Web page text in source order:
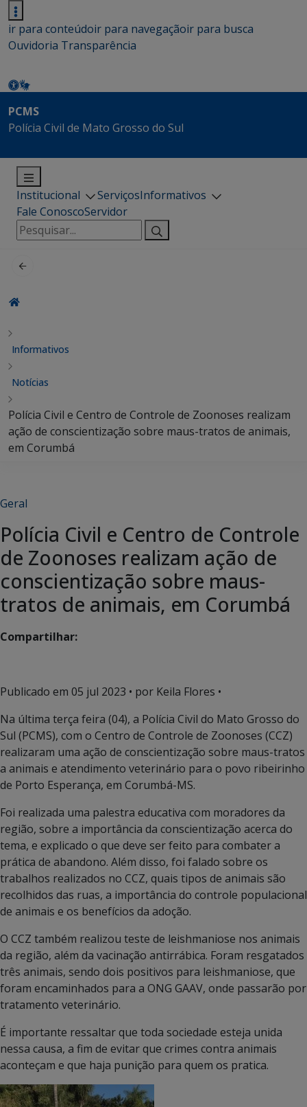
ir para conteúdoir para navegaçãoir para busca
Ouvidoria Transparência
PCMS
Polícia Civil de Mato Grosso do Sul
Institucional ServiçosInformativos
Fale ConoscoServidor
Pesquisar
por:
Informativos
Notícias
Polícia Civil e Centro de Controle de Zoonoses realizam
ação de conscientização sobre maus-tratos de animais,
em Corumbá
Geral
Polícia Civil e Centro de Controle
de Zoonoses realizam ação de
conscientização sobre maus-
tratos de animais, em Corumbá
Compartilhar:
Publicado em 05 jul 2023 • por Keila Flores •
Na última terça feira (04), a Polícia Civil do Mato Grosso do
Sul (PCMS), com o Centro de Controle de Zoonoses (CCZ)
realizaram uma ação de conscientização sobre maus-tratos
a animais e atendimento veterinário para o povo ribeirinho
de Porto Esperança, em Corumbá-MS.
Foi realizada uma palestra educativa com moradores da
região, sobre a importância da conscientização acerca do
tema, e explicado o que deve ser feito para combater a
prática de abandono. Além disso, foi falado sobre os
trabalhos realizados no CCZ, quais tipos de animais são
recolhidos das ruas, a importância do controle populacional
de animais e os benefícios da adoção.
O CCZ também realizou teste de leishmaniose nos animais
da região, além da vacinação antirrábica. Foram resgatados
três animais, sendo dois positivos para leishmaniose, que
foram encaminhados para a ONG GAAV, onde passarão por
tratamento veterinário.
É importante ressaltar que toda sociedade esteja unida
nessa causa, a fim de evitar que crimes contra animais
aconteçam e que haja punição para quem os pratica.